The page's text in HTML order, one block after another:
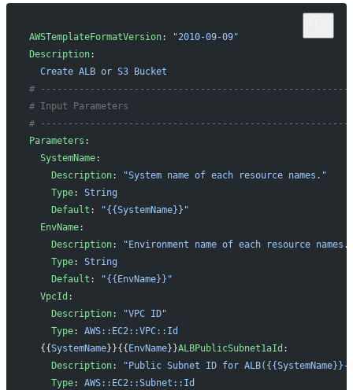
AWSTemplateFormatVersion:
"2010-09-09"
Description:
  Create ALB or S3 Bucket
#
# Input Parameters
#
Parameters :
  SystemName
:
    Description
:
"System name of each resource names."
    Type
: String
    Default
:
"{{SystemName}}"
  EnvName
:
    Description
:
"Environment name of each resource
    Type
: String
    Default
:
"{{EnvName}}"
  VpcId
:
    Description
:
"VPC ID"
    Type
: AWS::EC2::VPC::Id
  {{
SystemName}}{{ EnvName}}ALBPublicSubnet1aId :
    Description
:
"Public Subnet ID for
    Type
: AWS::EC2::Subnet::Id